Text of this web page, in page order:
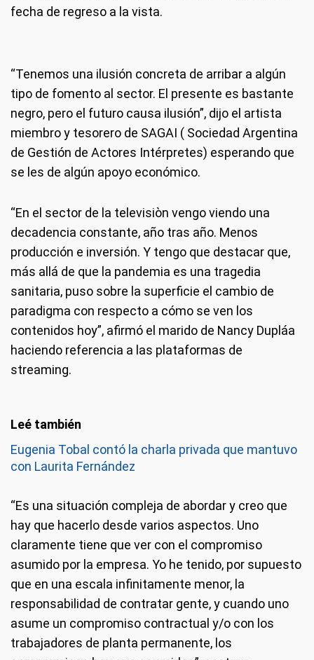
fecha de regreso a la vista.
“Tenemos una ilusión concreta de arribar a algún
tipo de fomento al sector. El presente es bastante
negro, pero el futuro causa ilusión”, dijo el artista
miembro y tesorero de SAGAI ( Sociedad Argentina
de Gestión de Actores Intérpretes) esperando que
se les de algún apoyo económico.
“En el sector de la televisiòn vengo viendo una
decadencia constante, año tras año. Menos
producción e inversión. Y tengo que destacar que,
más allá de que la pandemia es una tragedia
sanitaria, puso sobre la superficie el cambio de
paradigma con respecto a cómo se ven los
contenidos hoy”, afirmó el marido de Nancy Dupláa
haciendo referencia a las plataformas de
streaming.
Eugenia Tobal contó la charla privada que mantuvo
con Laurita Fernández
“Es una situación compleja de abordar y creo que
hay que hacerlo desde varios aspectos. Uno
claramente tiene que ver con el compromiso
asumido por la empresa. Yo he tenido, por supuesto
que en una escala infinitamente menor, la
responsabilidad de contratar gente, y cuando uno
asume un compromiso contractual y/o con los
trabajadores de planta permanente, los